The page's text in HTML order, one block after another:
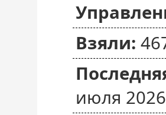
Взяли:
июля